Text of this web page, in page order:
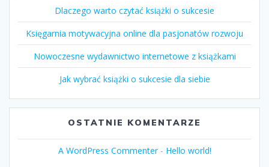
Dlaczego warto czytać książki o sukcesie
Księgarnia motywacyjna online dla pasjonatów rozwoju
Nowoczesne wydawnictwo internetowe z książkami
Jak wybrać książki o sukcesie dla siebie
OSTATNIE KOMENTARZE
A WordPress Commenter- Hello world!